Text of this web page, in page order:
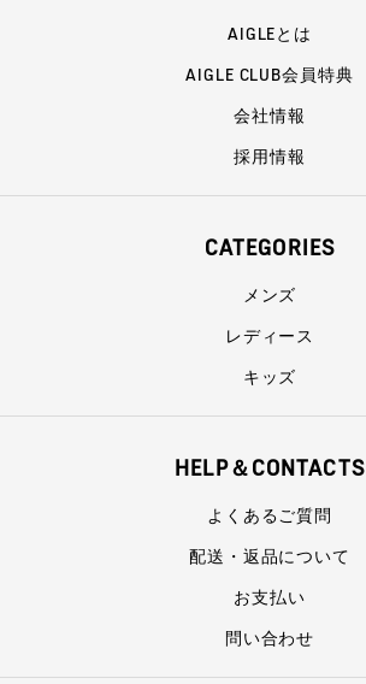
AIGLEとは
AIGLE CLUB会員特典
会社情報
採用情報
CATEGORIES
メンズ
レディース
キッズ
HELP＆CONTACTS
よくあるご質問
配送・返品について
お支払い
問い合わせ